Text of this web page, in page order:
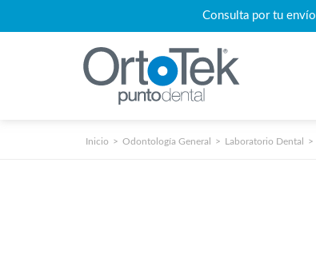
Consulta por tu envío
Inicio Odontología General Laboratorio Dental